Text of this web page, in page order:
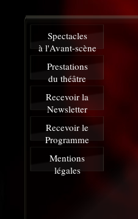
Spectacles
à l'Avant-scène
Prestations
du théâtre
Recevoir la
Newsletter
Recevoir le
Programme
Mentions
légales